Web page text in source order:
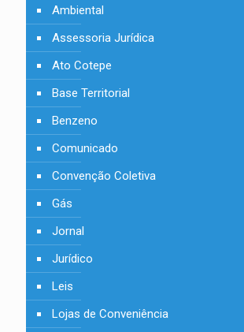
Ambiental
Assessoria Jurídica
Ato Cotepe
Base Territorial
Benzeno
Comunicado
Convenção Coletiva
Gás
Jornal
Jurídico
Leis
Lojas de Conveniência